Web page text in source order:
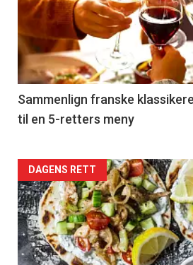
akkurat
nå
-
5
Sammenlign franske
til en 5-retters meny
Forsiden
akkurat
nå
DAGENS RETT